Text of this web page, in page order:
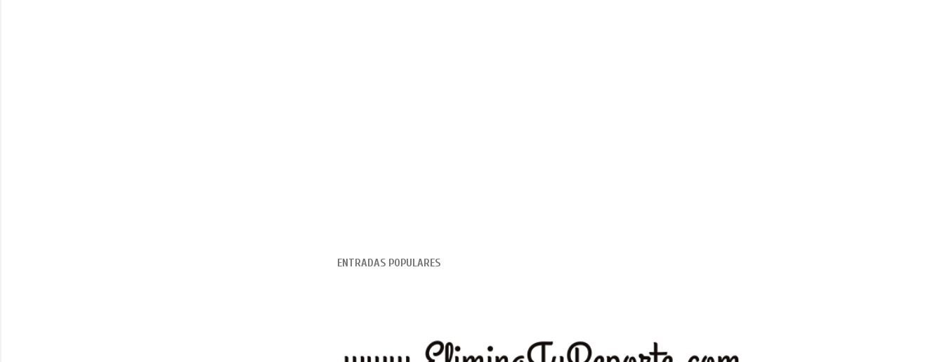
ENTRADAS POPULARES